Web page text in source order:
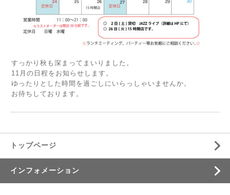
すっかり秋も深まってまいりました。
11月の日程をお知らせします。
ゆったりとした時間を過ごしにいらっしゃいませんか。
お待ちしております。
トップページ
インフォメーション